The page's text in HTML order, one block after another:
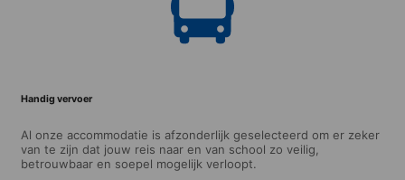
Handig vervoer
Al onze accommodatie is afzonderlijk geselecteerd om er zeker
van te zijn dat jouw reis naar en van school zo veilig,
betrouwbaar en soepel mogelijk verloopt.